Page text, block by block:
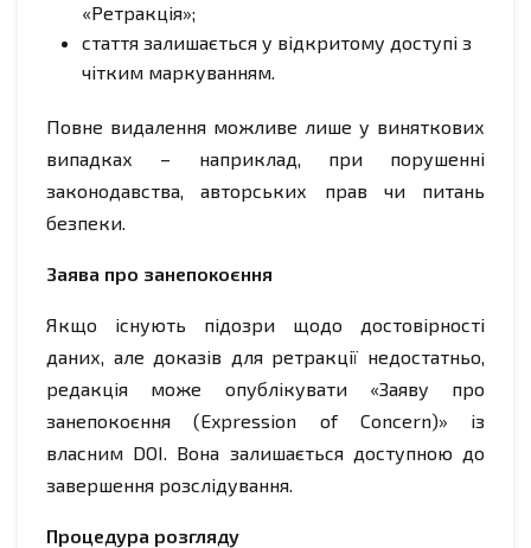
«Ретракція»;
стаття залишається у відкритому доступі з
чітким маркуванням.
Повне видалення можливе лише у виняткових
випадках – наприклад, при порушенні
законодавства, авторських прав чи питань
безпеки.
Заява про занепокоєння
Якщо існують підозри щодо достовірності
даних, але доказів для ретракції недостатньо,
редакція може опублікувати «Заяву про
занепокоєння (Expression of Concern)» із
власним DOI. Вона залишається доступною до
завершення розслідування.
Процедура розгляду